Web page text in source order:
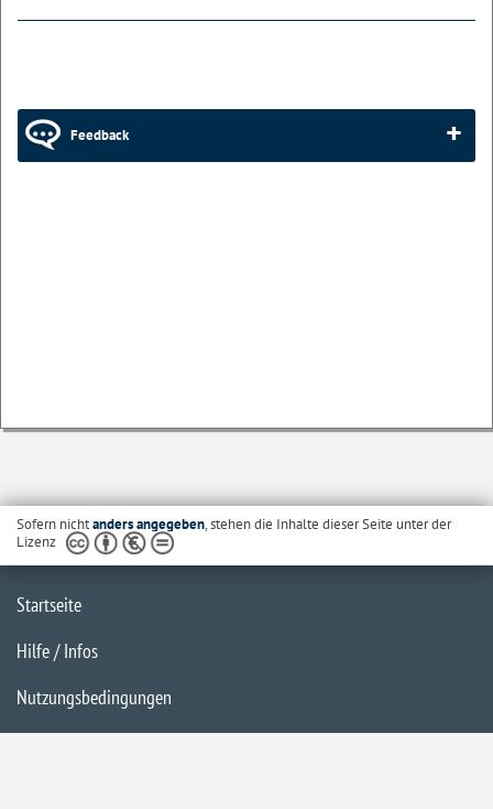
Feedback
Sofern nichtanders angegeben, stehen die Inhalte dieser Seite unter der
Lizenz
Startseite
Hilfe / Infos
Nutzungsbedingungen